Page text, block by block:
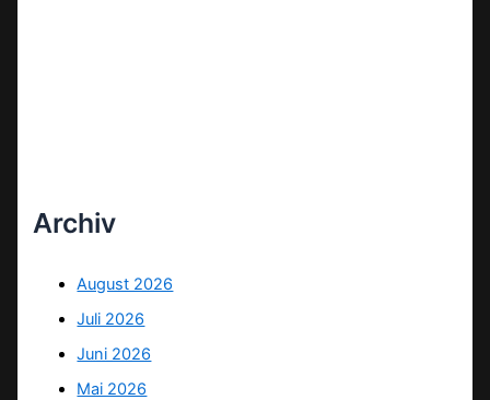
Archiv
August 2026
Juli 2026
Juni 2026
Mai 2026